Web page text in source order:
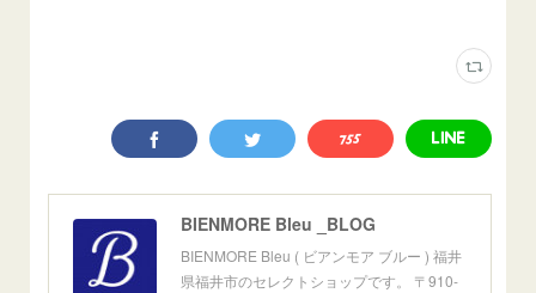
BIENMORE Bleu _BLOG
BIENMORE Bleu ( ビアンモア ブルー ) 福井
県福井市のセレクトショップです。 〒910-